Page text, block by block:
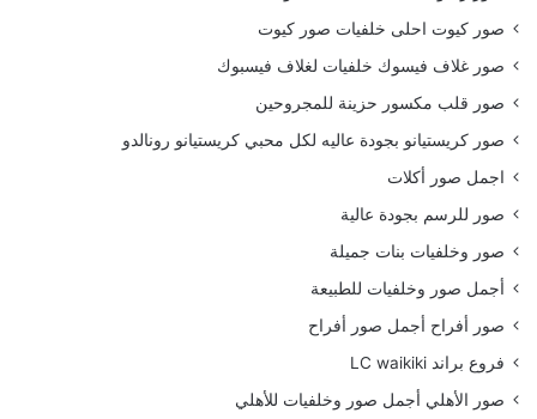
صور كيوت احلى خلفيات صور كيوت
صور غلاف فيسوك خلفيات لغلاف فيسبوك
صور قلب مكسور حزينة للمجروحين
صور كريستيانو بجودة عاليه لكل محبي كريستيانو رونالدو
اجمل صور أكلات
صور للرسم بجودة عالية
صور وخلفيات بنات جميلة
أجمل صور وخلفيات للطبيعة
صور أفراح أجمل صور أفراح
فروع براند LC waikiki
صور الأهلي أجمل صور وخلفيات للأهلي